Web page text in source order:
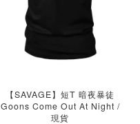
【SAVAGE】短T 暗夜暴徒
Goons Come Out At Night /
現貨